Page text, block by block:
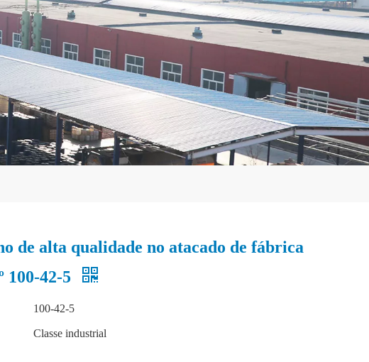
de alta qualidade no atacado de fábrica
100-42-5
100-42-5
Classe industrial